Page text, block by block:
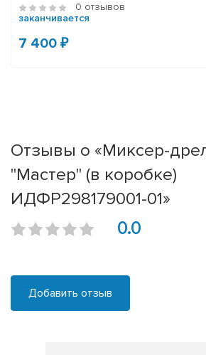
0 отзывов
заканчивается
7 400 ₽
Отзывы о «Миксер-
"Мастер" (в коробке)
ИДФР298179001-01»
0.0
Добавить отзыв